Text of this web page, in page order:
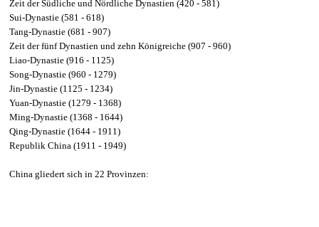
Zeit der Südliche und Nördliche Dynastien (420 - 581)
Sui-Dynastie (581 - 618)
Tang-Dynastie (681 - 907)
Zeit der fünf Dynastien und zehn Königreiche (907 - 960)
Liao-Dynastie (916 - 1125)
Song-Dynastie (960 - 1279)
Jin-Dynastie (1125 - 1234)
Yuan-Dynastie (1279 - 1368)
Ming-Dynastie (1368 - 1644)
Qing-Dynastie (1644 - 1911)
Republik China (1911 - 1949)
China gliedert sich in 22 Provinzen: